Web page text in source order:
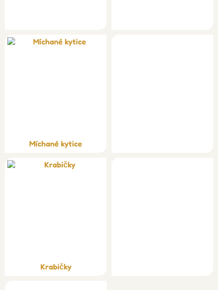
Míchané kytice
Krabičky